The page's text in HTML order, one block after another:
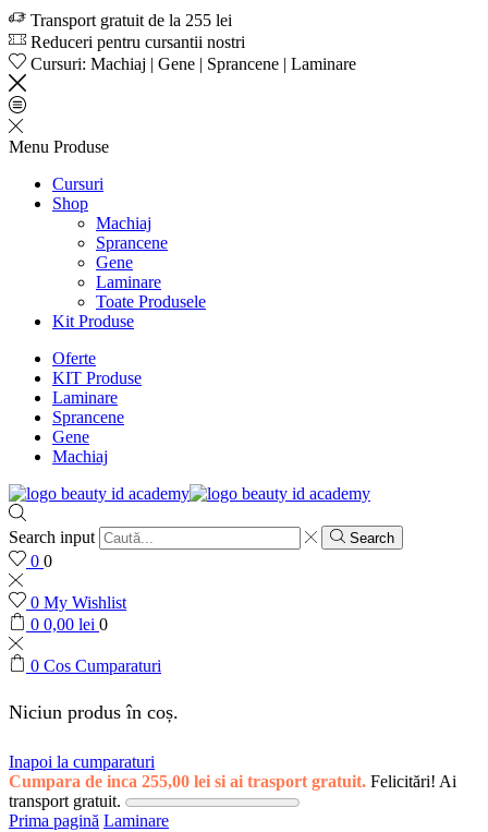
Transport gratuit de la 255 lei
Reduceri pentru cursantii nostri
Cursuri: Machiaj | Gene | Sprancene | Laminare
Menu Produse
Cursuri
Shop
Machiaj
Sprancene
Gene
Laminare
Toate Produsele
Kit Produse
Oferte
KIT Produse
Laminare
Sprancene
Gene
Machiaj
Search input Search
0 0
0 My Wishlist
0 0,00 lei 0
0 Cos Cumparaturi
Niciun produs în coș.
Inapoi la cumparaturi
Cumpara de inca 255,00 lei si ai trasport gratuit. Felicitări! Ai
transport gratuit.
Prima pagină Laminare